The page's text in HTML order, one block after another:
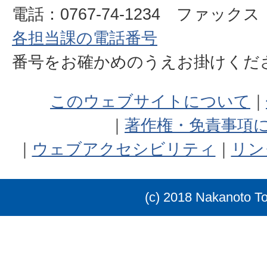
電話：0767-74-1234 ファックス
各担当課の電話番号
番号をお確かめのうえお掛けく
このウェブサイトについて
著作権・免責事項
ウェブアクセシビリティ
リ
(c) 2018 Nakanoto